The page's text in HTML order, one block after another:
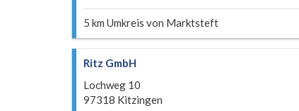
5 km Umkreis von Marktsteft
Ritz GmbH
Lochweg 10
97318 Kitzingen